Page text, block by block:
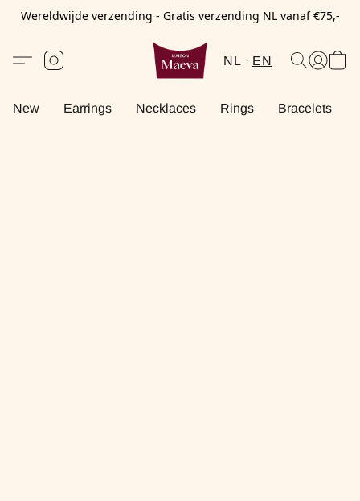
Wereldwijde verzending - Gratis verzending NL vanaf €75,-
NL EN
New Earrings Necklaces Rings Bracelets